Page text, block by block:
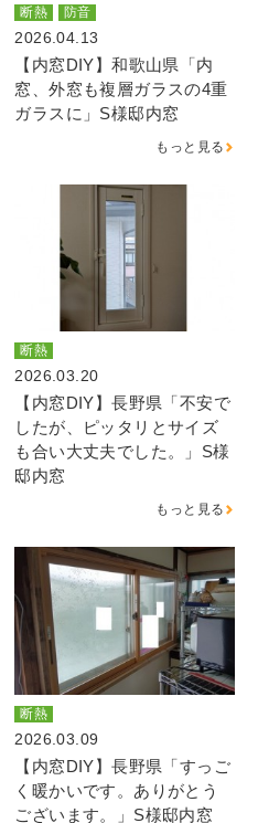
断熱 防音
2026.04.13
【内窓DIY】和歌山県「内
窓、外窓も複層ガラスの4重
ガラスに」S様邸内窓
もっと見る
断熱
2026.03.20
【内窓DIY】長野県「不安で
したが、ピッタリとサイズ
も合い大丈夫でした。」S様
邸内窓
もっと見る
断熱
2026.03.09
【内窓DIY】長野県「すっご
く暖かいです。ありがとう
ございます。」S様邸内窓